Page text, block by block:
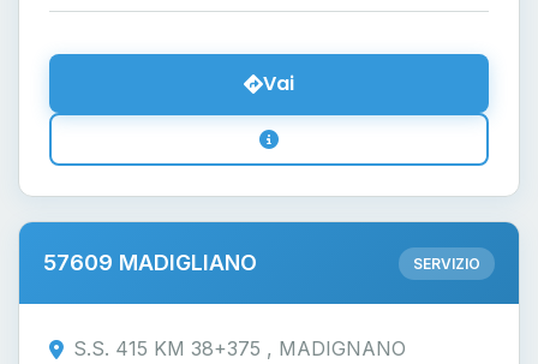
Vai
57609 MADIGLIANO SERVIZIO
S.S. 415 KM 38+375 , MADIGNANO